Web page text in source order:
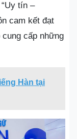
tín –
cam kết đạt
cấp những
Hàn tại